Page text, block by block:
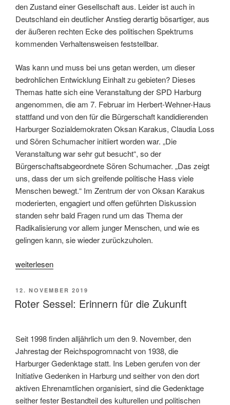
den Zustand einer Gesellschaft aus. Leider ist auch in
Deutschland ein deutlicher Anstieg derartig bösartiger, aus
der äußeren rechten Ecke des politischen Spektrums
kommenden Verhaltensweisen feststellbar.
Was kann und muss bei uns getan werden, um dieser
bedrohlichen Entwicklung Einhalt zu gebieten? Dieses
Themas hatte sich eine Veranstaltung der SPD Harburg
angenommen, die am 7. Februar im Herbert-Wehner-Haus
stattfand und von den für die Bürgerschaft kandidierenden
Harburger Sozialdemokraten Oksan Karakus, Claudia Loss
und Sören Schumacher initiiert worden war. „Die
Veranstaltung war sehr gut besucht“, so der
Bürgerschaftsabgeordnete Sören Schumacher. „Das zeigt
uns, dass der um sich greifende politische Hass viele
Menschen bewegt.“ Im Zentrum der von Oksan Karakus
moderierten, engagiert und offen geführten Diskussion
standen sehr bald Fragen rund um das Thema der
Radikalisierung vor allem junger Menschen, und wie es
gelingen kann, sie wieder zurückzuholen.
„Mutig
entschlossen
gegen
weiterlesen
VERÖFFENTLICHT
AM
12. NOVEMBER 2019
Roter Sessel: Erinnern für die Zukunft
Seit 1998 finden alljährlich um den 9. November, den
Jahrestag der Reichspogromnacht von 1938, die
Harburger Gedenktage statt. Ins Leben gerufen von der
Initiative Gedenken in Harburg und seither von den dort
aktiven Ehrenamtlichen organisiert, sind die Gedenktage
seither fester Bestandteil des kulturellen und politischen